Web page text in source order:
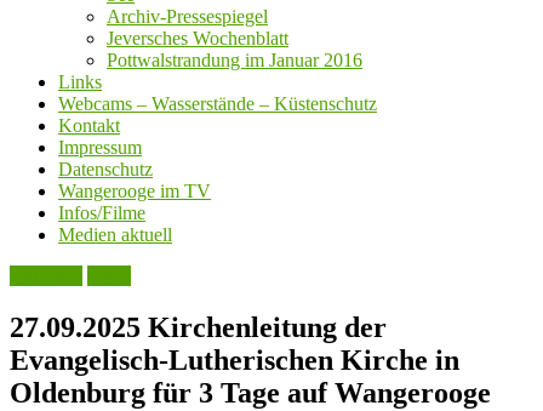
Archiv-Pressespiegel
Jeversches Wochenblatt
Pottwalstrandung im Januar 2016
Links
Webcams – Wasserstände – Küstenschutz
Kontakt
Impressum
Datenschutz
Wangerooge im TV
Infos/Filme
Medien aktuell
27.09.2025 Kirchenleitung der
Evangelisch-Lutherischen Kirche in
Oldenburg für 3 Tage auf Wangerooge